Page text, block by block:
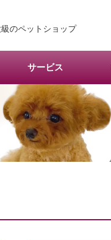
のペットショップ
サービス